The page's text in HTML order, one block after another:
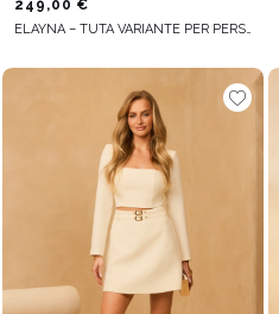
249,00 €
ELAYNA – TUTA VARIANTE PER PERSONE ALTE